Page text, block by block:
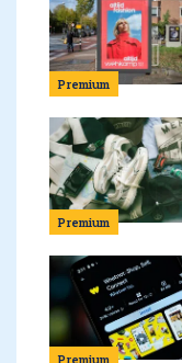
Premium
Premium
Premium